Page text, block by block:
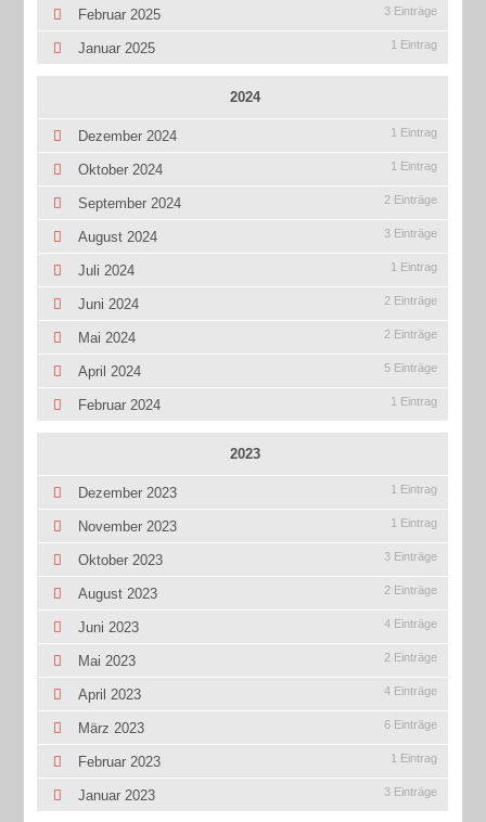
Februar 2025 3 Einträge
Januar 2025 1 Eintrag
2024
Dezember 2024 1 Eintrag
Oktober 2024 1 Eintrag
September 2024 2 Einträge
August 2024 3 Einträge
Juli 2024 1 Eintrag
Juni 2024 2 Einträge
Mai 2024 2 Einträge
April 2024 5 Einträge
Februar 2024 1 Eintrag
2023
Dezember 2023 1 Eintrag
November 2023 1 Eintrag
Oktober 2023 3 Einträge
August 2023 2 Einträge
Juni 2023 4 Einträge
Mai 2023 2 Einträge
April 2023 4 Einträge
März 2023 6 Einträge
Februar 2023 1 Eintrag
Januar 2023 3 Einträge